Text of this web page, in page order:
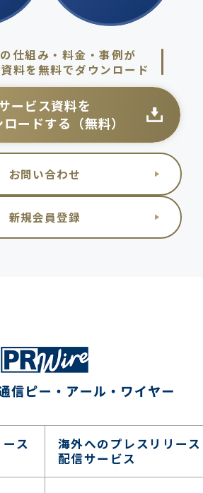
仕組み・料金・事例が
料を無料でダウンロード
ービス資料を
ードする（無料）
お問い合わせ
新規会員登録
ス
海外へのプレスリリース
配信サービス